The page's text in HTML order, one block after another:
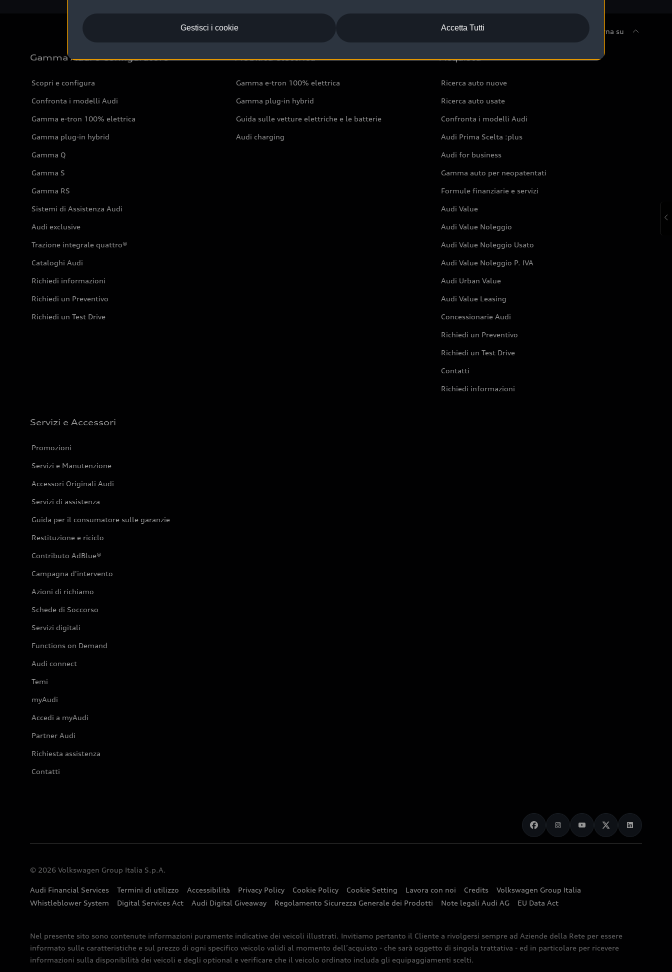
Torna su
Gamma Audi e Configuratore
Scopri e configura
Confronta i modelli Audi
Gamma e-tron 100% elettrica
Gamma plug-in hybrid
Gamma Q
Gamma S
Gamma RS
Sistemi di Assistenza Audi
Audi exclusive
Trazione integrale quattro®
Cataloghi Audi
Richiedi informazioni
Richiedi un Preventivo
Richiedi un Test Drive
Mobilità elettrica
Gamma e-tron 100% elettrica
Gamma plug-in hybrid
Guida sulle vetture elettriche e le batterie
Audi charging
Acquista
Ricerca auto nuove
Ricerca auto usate
Confronta i modelli Audi
Audi Prima Scelta :plus
Audi for business
Gamma auto per neopatentati
Formule finanziarie e servizi
Audi Value
Audi Value Noleggio
Audi Value Noleggio Usato
Audi Value Noleggio P. IVA
Audi Urban Value
Audi Value Leasing
Concessionarie Audi
Richiedi un Preventivo
Richiedi un Test Drive
Contatti
Richiedi informazioni
Servizi e Accessori
Promozioni
Servizi e Manutenzione
Accessori Originali Audi
Servizi di assistenza
Guida per il consumatore sulle garanzie
Restituzione e riciclo
Contributo AdBlue®
Campagna d'intervento
Azioni di richiamo
Schede di Soccorso
Servizi digitali
Functions on Demand
Audi connect
Temi
myAudi
Accedi a myAudi
Partner Audi
Richiesta assistenza
Contatti
© 2026 Volkswagen Group Italia S.p.A.
Audi Financial Services Termini di utilizzo Accessibilità Privacy Policy Cookie Policy Cookie Setting Lavora con noi Credits
Volkswagen Group Italia
Whistleblower System
Digital Services Act Audi Digital Giveaway Regolamento Sicurezza Generale dei Prodotti Note legali Audi AG EU Data Act
Nel presente sito sono contenute informazioni puramente indicative dei veicoli illustrati. Invitiamo pertanto il Cliente a rivolgersi sempre ad Aziende della Rete per essere
informato sulle caratteristiche e sul prezzo di ogni specifico veicolo validi al momento dell’acquisto - che sarà oggetto di singola trattativa - ed in particolare per ricevere
informazioni sulla disponibilità dei veicoli e degli optional e verificare che il veicolo ordinato includa gli equipaggiamenti scelti.
Accetta Tutti
Gestisci i cookie